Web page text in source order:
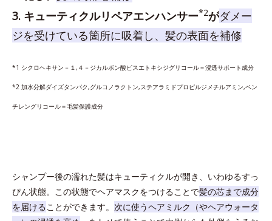
3. キューティクルリペアエンハンサー*2がダメー
ジを受けている箇所に吸着し、髪の表面を補修
*1 シクロヘキサン－１,４－ジカルボン酸ビスエトキシジグリコール＝浸透サポート成分
*2 加水分解ダイズタンパク,グルコノラクトン,ステアラミドプロピルジメチルアミン,ペン
チレングリコール＝毛髪保護成分
シャンプー後の濡れた髪はキューティクルが開き、いわゆるすっ
ぴん状態。この状態でヘアマスクをつけることで髪の芯まで成分
を届けることができます。 次に使うヘアミルク（やヘアウォータ